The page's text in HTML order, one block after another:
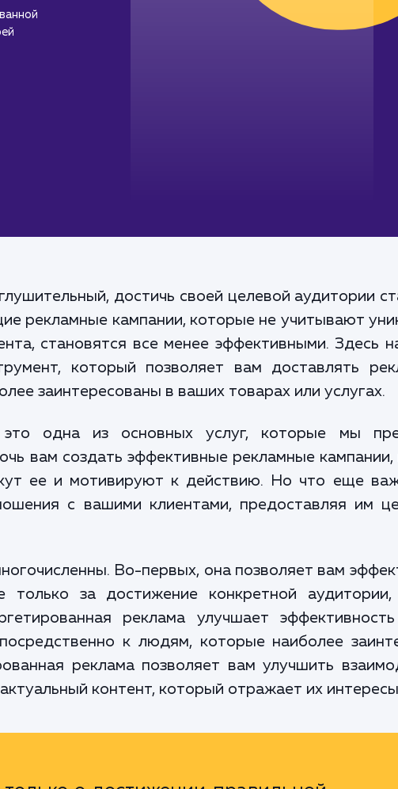
достичь своей целевой аудитории
рекламные кампании, которые не учитывают
становятся все менее эффективными. Здесь
который позволяет вам доставлять
заинтересованы в ваших товарах или услугах.
это одна из основных услуг, которые мы
вам создать эффективные рекламные
ее и мотивируют к действию. Но что еще
с вашими клиентами, предоставляя им
Во-первых, она позволяет вам
за достижение конкретной аудитории,
реклама улучшает
к людям, которые наиболее
реклама позволяет вам улучшить
контент, который отражает их